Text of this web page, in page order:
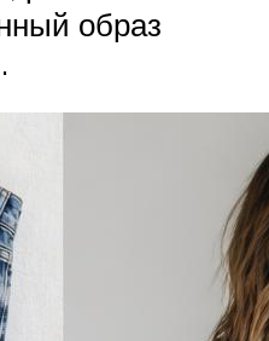
образ